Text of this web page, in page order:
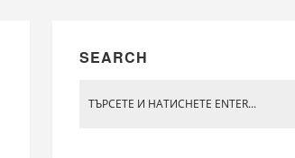
SEARCH